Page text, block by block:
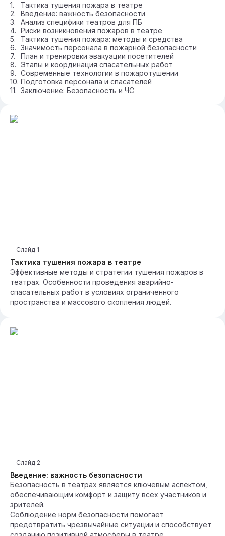
Тактика тушения пожара в театре
Введение: важность безопасности
Анализ специфики театров для ПБ
Риски возникновения пожаров в театре
Тактика тушения пожара: методы и средства
Значимость персонала в пожарной безопасности
План и тренировки эвакуации посетителей
Этапы и координация спасательных работ
Современные технологии в пожаротушении
Подготовка персонала и спасателей
Заключение: Безопасность и ЧС
Тактика тушения пожара в театре
Слайд 1
Эффективные методы и стратегии тушения пожаров в
театрах. Особенности проведения аварийно-
спасательных работ в условиях ограниченного
пространства и массового скопления людей.
Введение: важность безопасности
Слайд 2
Безопасность в театрах является ключевым аспектом,
обеспечивающим комфорт и защиту всех участников и
зрителей.
Соблюдение норм безопасности помогает
предотвратить чрезвычайные ситуации и способствует